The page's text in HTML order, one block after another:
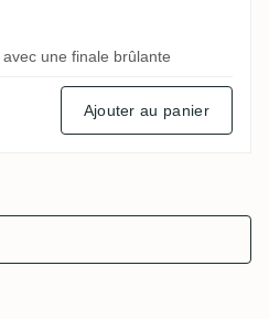
une finale brûlante
Ajouter au panier